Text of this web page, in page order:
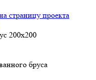
страницу проекта
200х200
бруса